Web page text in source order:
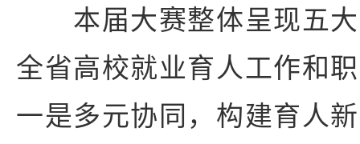
本届大赛整体呈现五大
全省高校就业育人工作和
一是多元协同，构建育人